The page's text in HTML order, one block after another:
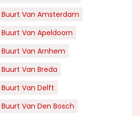
Van Amsterdam
Van Apeldoorn
Van Arnhem
Van Breda
Van Delft
Van Den Bosch